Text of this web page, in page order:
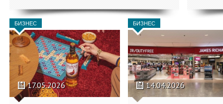
БИЗНЕС
17.05.2026
БИЗНЕС
14.04.2026